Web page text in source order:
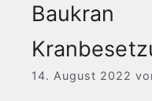
Baukran
14. August 2022